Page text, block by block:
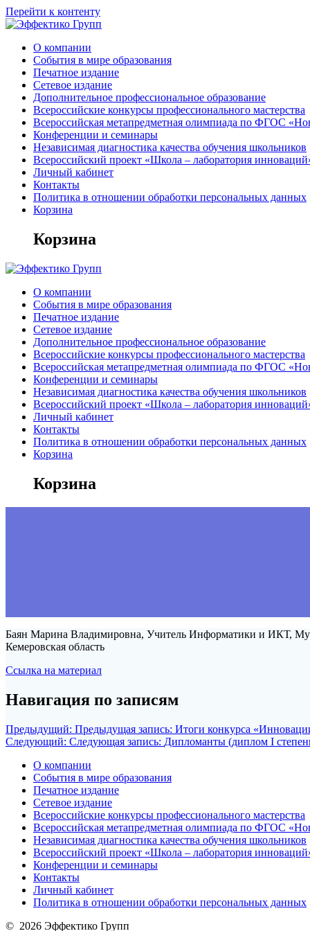
Перейти к контенту
О компании
События в мире образования
Печатное издание
Сетевое издание
Дополнительное профессиональное образование
Всероссийские конкурсы профессионального мастерства
Всероссийская метапредметная олимпиада по ФГОС
Конференции и семинары
Независимая диагностика качества обучения школьников
Всероссийский проект «Школа – лаборатория
Личный кабинет
Контакты
Политика в отношении обработки персональных данных
Корзина
Корзина
О компании
События в мире образования
Печатное издание
Сетевое издание
Дополнительное профессиональное образование
Всероссийские конкурсы профессионального мастерства
Всероссийская метапредметная олимпиада по ФГОС
Конференции и семинары
Независимая диагностика качества обучения школьников
Всероссийский проект «Школа – лаборатория
Личный кабинет
Контакты
Политика в отношении обработки персональных данных
Корзина
Корзина
Баян Марина Владимировна, Учитель Информатики и ИКТ,
Кемеровская область
Ссылка на материал
Навигация по записям
Предыдущий: Предыдущая запись: Итоги конкурса
Следующий: Следующая запись: Дипломанты (диплом I
О компании
События в мире образования
Печатное издание
Сетевое издание
Всероссийские конкурсы профессионального мастерства
Всероссийская метапредметная олимпиада по ФГОС
Независимая диагностика качества обучения школьников
Всероссийский проект «Школа – лаборатория
Конференции и семинары
Контакты
Личный кабинет
Политика в отношении обработки персональных данных
© 2026 Эффектико Групп